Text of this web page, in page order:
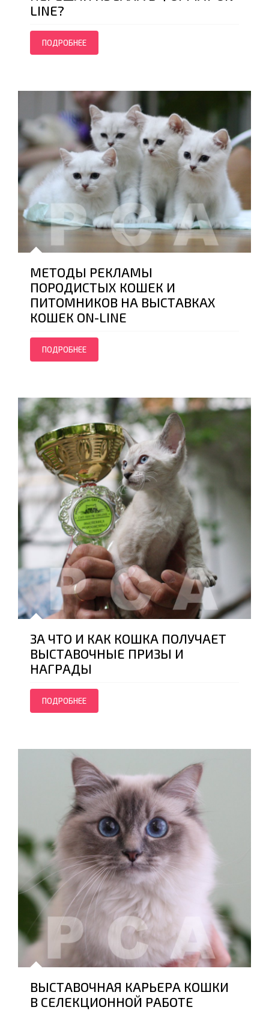
LINE?
ПОДРОБНЕЕ
МЕТОДЫ РЕКЛАМЫ
ПОРОДИСТЫХ КОШЕК И
ПИТОМНИКОВ НА ВЫСТАВКАХ
КОШЕК ON-LINE
ПОДРОБНЕЕ
ЗА ЧТО И КАК КОШКА ПОЛУЧАЕТ
ВЫСТАВОЧНЫЕ ПРИЗЫ И
НАГРАДЫ
ПОДРОБНЕЕ
ВЫСТАВОЧНАЯ КАРЬЕРА КОШКИ
В СЕЛЕКЦИОННОЙ РАБОТЕ